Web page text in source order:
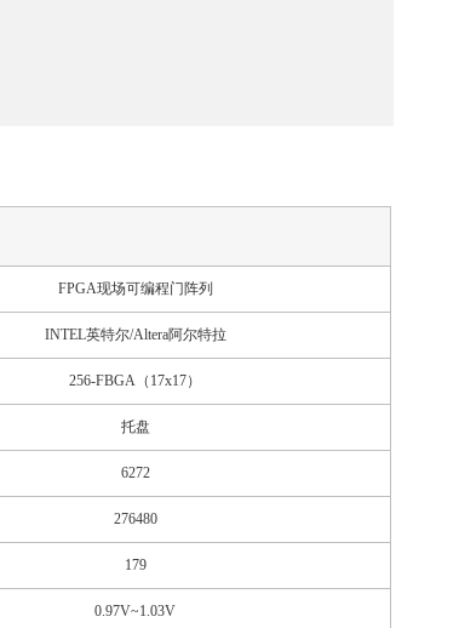
FPGA现场可编程门阵列
INTEL英特尔/Altera阿尔特拉
256-FBGA（17x17）
托盘
6272
276480
179
0.97V~1.03V